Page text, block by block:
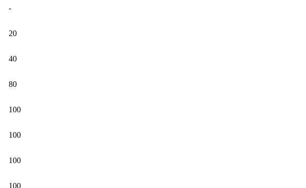
-
20
40
80
100
100
100
100